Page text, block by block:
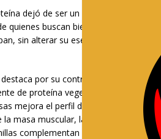
dejó de ser un atributo exclusivo
quienes buscan bienestar. Nuestro
sin alterar su esencia”, señala
por su contribución proteica
de proteína vegetal—, así como
mejora el perfil de aminoácidos,
masa muscular, la reparación de
complementan el valor nutricional